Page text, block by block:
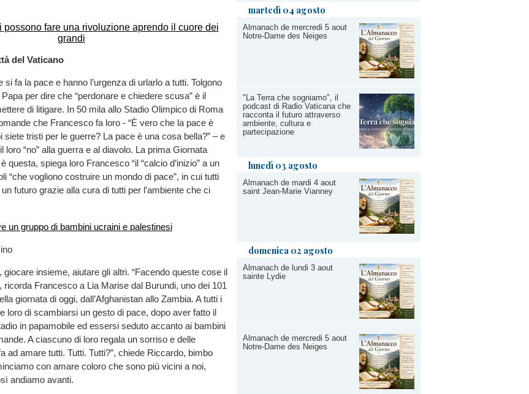
martedì 04 agosto
Almanach de mercredi 5 aout
Notre-Dame des Neiges
"La Terra che sogniamo", il
podcast di Radio Vaticana che
racconta il futuro attraverso
ambiente, cultura e
partecipazione
lunedì 03 agosto
Almanach de mardi 4 aout
saint Jean-Marie Vianney
domenica 02 agosto
Almanach de lundi 3 aout
sainte Lydie
Almanach de mercredi 5 aout
Notre-Dame des Neiges
del Vaticano
fa la pace e hanno l’urgenza di urlarlo a tutti. Tolgono
per dire che “perdonare e chiedere scusa” è il
di litigare. In 50 mila allo Stadio Olimpico di Roma
che Francesco fa loro - “È vero che la pace è
siete tristi per le guerre? La pace è una cosa bella?” – e
loro “no” alla guerra e al diavolo. La prima Giornata
questa, spiega loro Francesco “il “calcio d’inizio” a un
“che vogliono costruire un mondo di pace”, in cui tutti
futuro grazie alla cura di tutti per l’ambiente che ci
giocare insieme, aiutare gli altri. “Facendo queste cose il
ricorda Francesco a Lia Marise dal Burundi, uno dei 101
giornata di oggi, dall’Afghanistan allo Zambia. A tutti i
loro di scambiarsi un gesto di pace, dopo aver fatto il
in papamobile ed essersi seduto accanto ai bambini
A ciascuno di loro regala un sorriso e delle
ad amare tutti. Tutti. Tutti?”, chiede Riccardo, bimbo
con amare coloro che sono più vicini a noi,
andiamo avanti.